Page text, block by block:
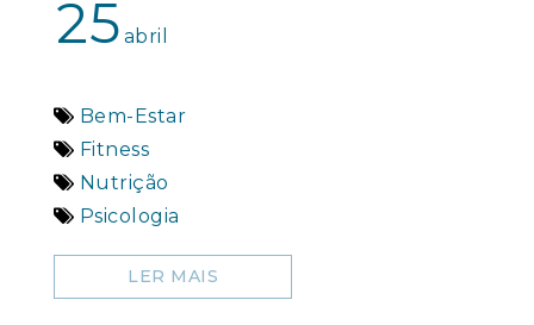
25abril
Bem-Estar
Fitness
Nutrição
Psicologia
LER MAIS